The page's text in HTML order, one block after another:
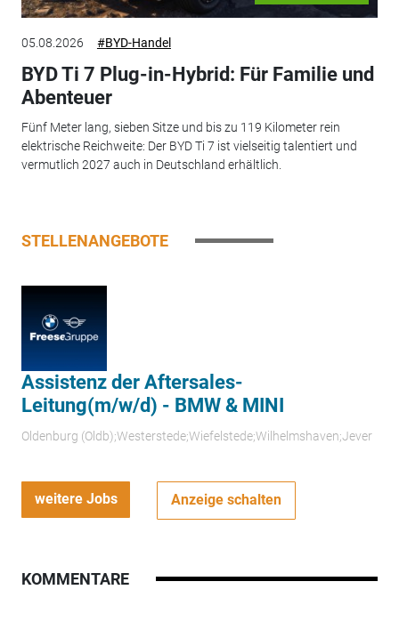
05.08.2026 #BYD-Handel
BYD Ti 7 Plug-in-Hybrid: Für Familie und
Abenteuer
Fünf Meter lang, sieben Sitze und bis zu 119 Kilometer rein
elektrische Reichweite: Der BYD Ti 7 ist vielseitig talentiert und
vermutlich 2027 auch in Deutschland erhältlich.
STELLENANGEBOTE
Assistenz der Aftersales-
Leitung(m/w/d) - BMW & MINI
Oldenburg (Oldb);Westerstede;Wiefelstede;Wilhelmshaven;Jever
weitere Jobs Anzeige schalten
KOMMENTARE